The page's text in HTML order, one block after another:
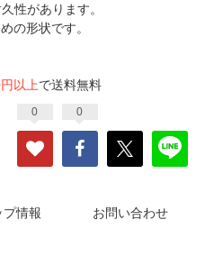
性があります。
の形状です。
以上で送料無料
0 0
プ情報 お問い合わせ